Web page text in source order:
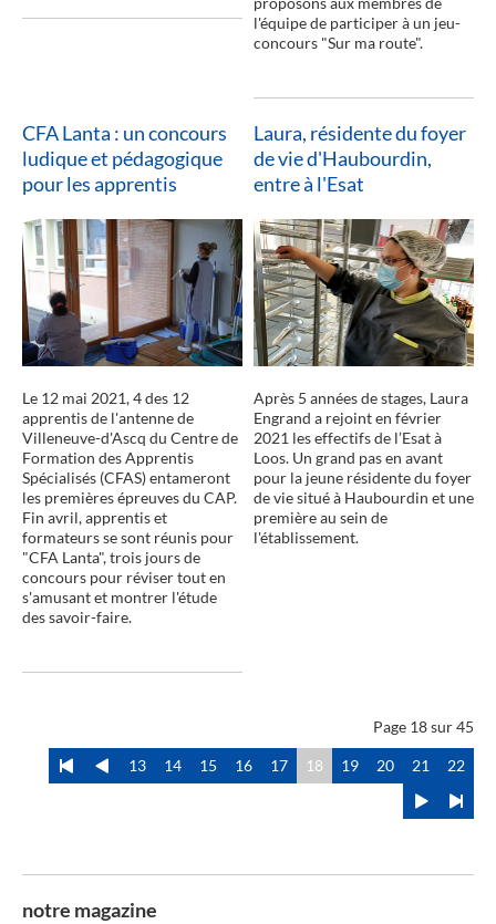
l'équipe de participer à un jeu-
concours "Sur ma route".
CFA Lanta : un concours
ludique et pédagogique
pour les apprentis
Le 12 mai 2021, 4 des 12
apprentis de l'antenne de
Villeneuve-d'Ascq du Centre de
Formation des Apprentis
Spécialisés (CFAS) entameront
les premières épreuves du CAP.
Fin avril, apprentis et
formateurs se sont réunis pour
"CFA Lanta", trois jours de
concours pour réviser tout en
s'amusant et montrer l'étude
des savoir-faire.
Laura, résidente du foyer
de vie d'Haubourdin,
entre à l'Esat
lire la suite
Après 5 années de stages, Laura
Engrand a rejoint en février
2021 les effectifs de l’Esat à
Loos. Un grand pas en avant
pour la jeune résidente du foyer
de vie situé à Haubourdin et une
première au sein de
l'établissement.
Page 18 sur 45
13 14 15 16 17 18 19 20 21 22
notre magazine